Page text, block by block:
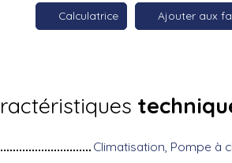
Calculatrice Ajouter aux
Climatisation, Pompe à